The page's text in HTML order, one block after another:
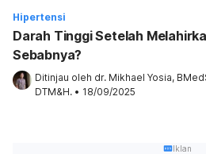
Hipertensi
Darah Tinggi Setelah
Sebabnya?
Ditinjau oleh dr. Mikhael Yosia,
DTM&H. • 18/09/2025
Iklan